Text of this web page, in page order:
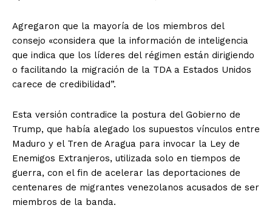
Agregaron que la mayoría de los miembros del
consejo «considera que la información de inteligencia
que indica que los líderes del régimen están dirigiendo
o facilitando la migración de la TDA a Estados Unidos
carece de credibilidad”.
Esta versión contradice la postura del Gobierno de
Trump, que había alegado los supuestos vínculos entre
Maduro y el Tren de Aragua para invocar la Ley de
Enemigos Extranjeros, utilizada solo en tiempos de
guerra, con el fin de acelerar las deportaciones de
centenares de migrantes venezolanos acusados de ser
miembros de la banda.